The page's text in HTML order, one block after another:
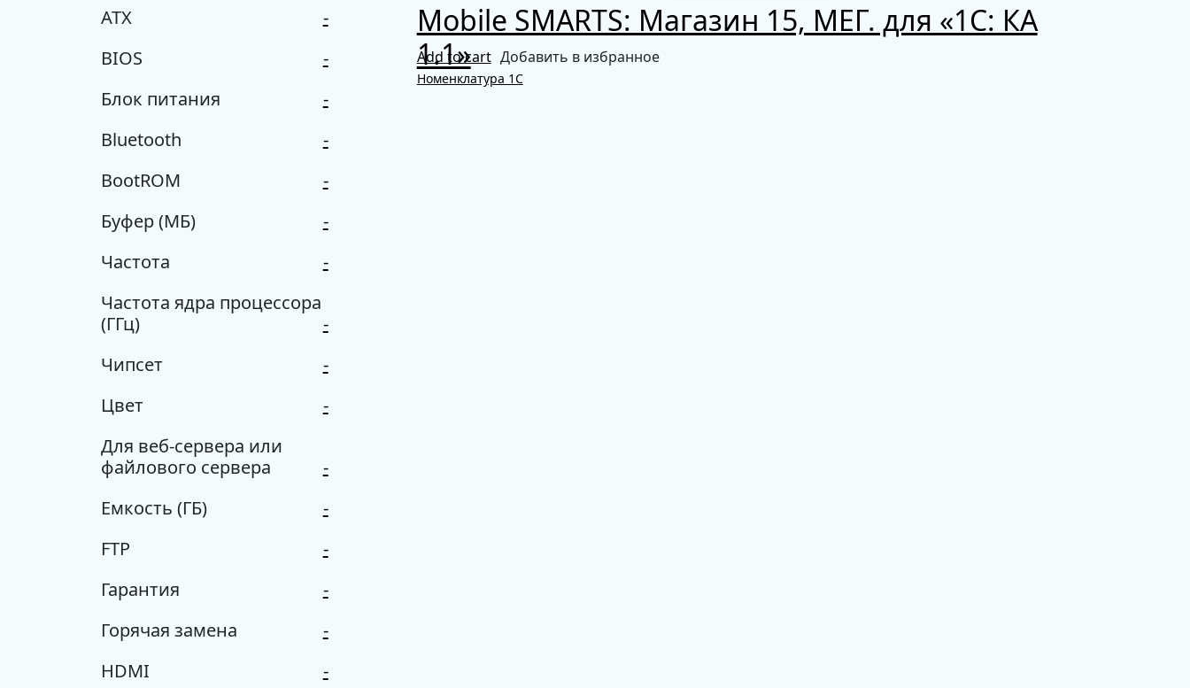
ATX
-
BIOS
-
Блок питания
-
Bluetooth
-
BootROM
-
Буфер (МБ)
-
Частота
-
Частота ядра процессора
(ГГц)
-
Чипсет
-
Цвет
-
Для веб-сервера или
файлового сервера
-
Емкость (ГБ)
-
FTP
-
Гарантия
-
Горячая замена
-
HDMI
-
Mobile SMARTS: Магазин 15, МЕГ. для «1С: КА
1.1»
Add to cart Добавить в избранное
Номенклатура 1С